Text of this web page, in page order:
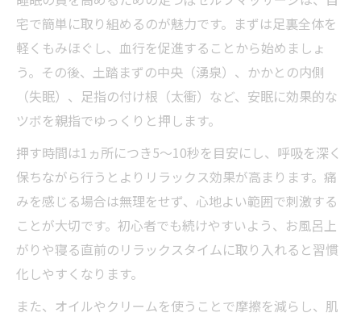
宅で簡単に取り組めるのが魅力です。まずは足裏全体を
軽くもみほぐし、血行を促進することから始めましょ
う。その後、土踏まずの中央（湧泉）、かかとの内側
（失眠）、足指の付け根（太衝）など、安眠に効果的な
ツボを親指でゆっくりと押します。
押す時間は1ヵ所につき5～10秒を目安にし、呼吸を深く
保ちながら行うとよりリラックス効果が高まります。痛
みを感じる場合は無理をせず、心地よい範囲で刺激する
ことが大切です。初心者でも続けやすいよう、お風呂上
がりや寝る直前のリラックスタイムに取り入れると習慣
化しやすくなります。
また、オイルやクリームを使うことで摩擦を減らし、肌